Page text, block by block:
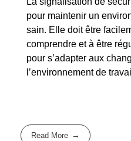
pour maintenir un
sain. Elle doit être
comprendre et à être
pour s’adapter aux
l’environnement de
Read More